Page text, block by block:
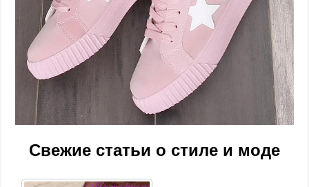
Свежие статьи о стиле и моде